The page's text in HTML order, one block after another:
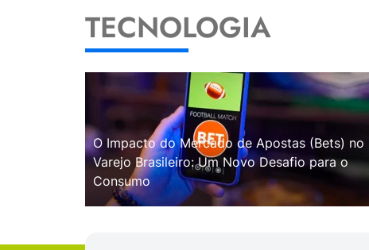
TECNOLOGIA
O Impacto do Mercado de Apostas (Bets) no
Varejo Brasileiro: Um Novo Desafio para o
Consumo